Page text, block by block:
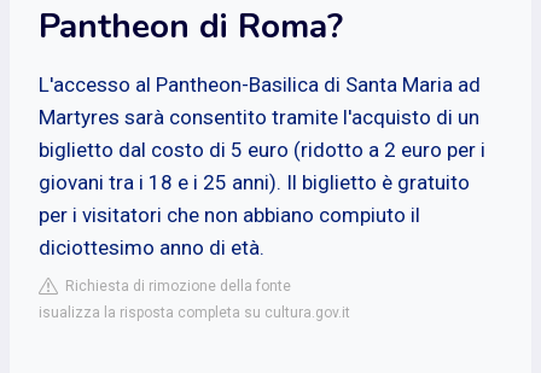
Pantheon di Roma?
L'accesso al Pantheon-Basilica di Santa Maria ad
Martyres sarà consentito tramite l'acquisto di un
biglietto dal costo di 5 euro (ridotto a 2 euro per i
giovani tra i 18 e i 25 anni). Il biglietto è gratuito
per i visitatori che non abbiano compiuto il
diciottesimo anno di età.
Richiesta di rimozione della fonte
isualizza la risposta completa su cultura.gov.it